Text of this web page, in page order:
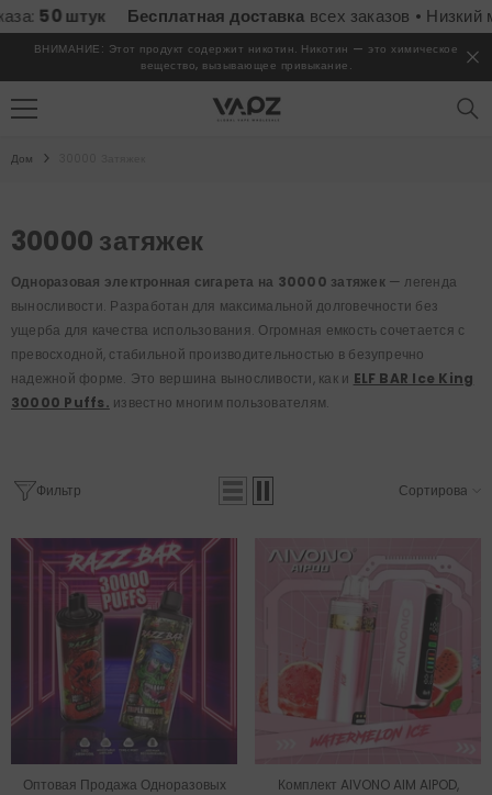
ПЕРЕЙТИ К СОДЕРЖИМОМУ
Бесплатная доставкавсех заказов • Низкий
ВНИМАНИЕ: Этот продукт содержит никотин. Никотин — это химическое
вещество, вызывающее привыкание.
Дом
30000 затяжек
Одноразовая электронная сигарета на 30000 затяжек— легенда
выносливости. Разработан для максимальной долговечности без
ущерба для качества использования. Огромная емкость сочетается с
превосходной, стабильной производительностью в безупречно
надежной форме. Это вершина выносливости, как и ELF BAR Ice King
30000 Puffs. известно многим пользователям.
Фильтр Сортировать
Оптовая Продажа Одноразовых
Комплект AIVONO AIM AIPOD,